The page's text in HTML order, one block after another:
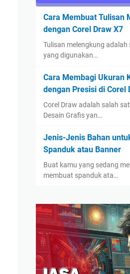
Cara Membuat Tulisan
dengan Corel Draw X7
Tulisan melengkung adalah
yang digunakan…
Cara Membagi Ukuran
dengan Presisi di Corel
Corel Draw adalah salah
Desain Grafis yan…
Jenis-Jenis Bahan
Spanduk atau Banner
Buat kamu yang sedang
membuat spanduk ata…